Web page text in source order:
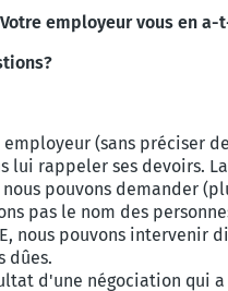
employeur vous en
(sans préciser
lui rappeler ses devoirs.
pouvons demander
pas le nom des
nous pouvons
dûes.
d'une négociation qui